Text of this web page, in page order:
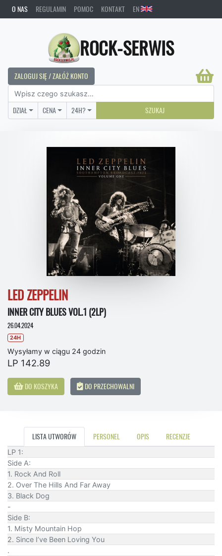
O NAS REGULAMIN POMOC KONTAKT EN
ROCK-SERWIS
ZALOGUJ SIĘ / ZAŁÓŻ KONTO
DZIAŁ CENA 24H? SZUKAJ
LED ZEPPELIN
INNER CITY BLUES VOL.1 (2LP)
26.04.2024
24H
Wysyłamy w ciągu 24 godzin
LP 142.89
DO KOSZYKA DO PRZECHOWALNI
LISTA UTWORÓW PERSONEL OPIS RECENZJE
LP 1:
Side A:
1. Rock And Roll
2. Over The Hills And Far Away
3. Black Dog
-
Side B:
1. Misty Mountain Hop
2. Since I’ve Been Loving You
.